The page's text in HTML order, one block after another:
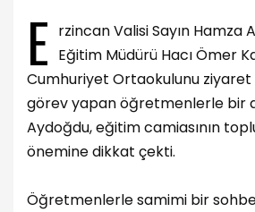
E rzincan Valisi Sayın Hamza
Eğitim Müdürü Hacı Ömer
Cumhuriyet Ortaokulunu
görev yapan öğretmenlerle bir
Aydoğdu, eğitim camiasının
önemine dikkat çekti.
Öğretmenlerle samimi bir